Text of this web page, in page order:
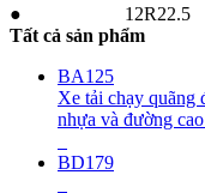
●
12R22.5
Tất cả sản phẩm
BA125
Xe tải chạy quãng
nhựa và đường
BD179